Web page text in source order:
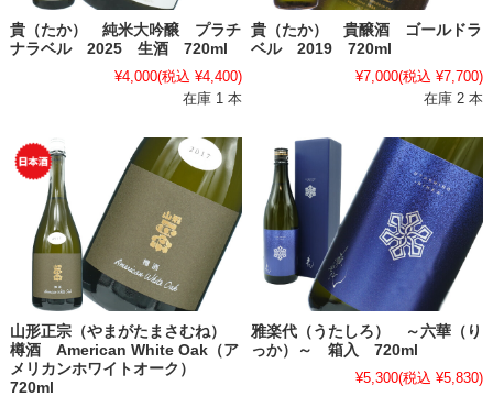
貴（たか） 純米大吟醸 プラチ
ナラベル 2025 生酒 720ml
¥4,000(税込 ¥4,400)
在庫 1 本
貴（たか） 貴醸酒 ゴールドラ
ベル 2019 720ml
¥7,000(税込 ¥7,700)
在庫 2 本
山形正宗（やまがたまさむね）
樽酒 American White Oak（ア
メリカンホワイトオーク）
720ml
雅楽代（うたしろ） ～六華（り
っか）～ 箱入 720ml
¥5,300(税込 ¥5,830)